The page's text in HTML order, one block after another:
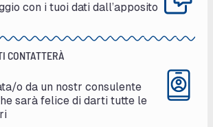
con i tuoi dati dall’apposito
CONTATTERÀ
o da un nostr consulente
sarà felice di darti tutte le